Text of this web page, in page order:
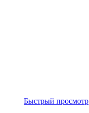
Быстрый просмотр